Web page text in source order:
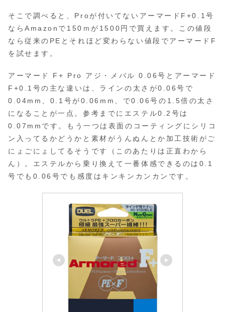
そこで調べると、Proが付いてないアーマードF+0.1号
ならAmazonで150ｍが1500円で買えます。この値段
なら従来のPEとそれほど変わらない値段でアーマードF
を試せます。
アーマード F+ Pro アジ・メバル 0.06号とアーマード
F+0.1号の主な違いは、ラインの太さが0.06号で
0.04mm、0.1号が0.06mm、で0.06号の1.5倍の太さ
になることが一点。参考までにエステル0.2号は
0.07mmです。もう一つは表面のコーティングにシリコ
ン入ってるかどうかと素材がうんぬんとか加工技術がご
にょごにょしてるそうです（このあたりは正直わから
ん）。エステルから乗り換えて一番体感できるのは0.1
号でも0.06号でも感度はキンキンカンカンです。